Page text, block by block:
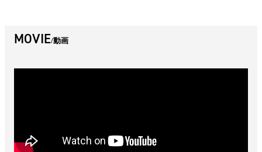
MOVIE 動画